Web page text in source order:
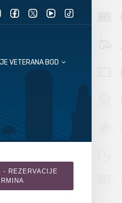
VETERANA BGD
- REZERVACIJE